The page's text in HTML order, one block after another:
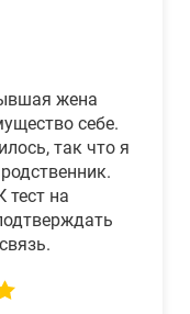
жена
себе.
так что я
на